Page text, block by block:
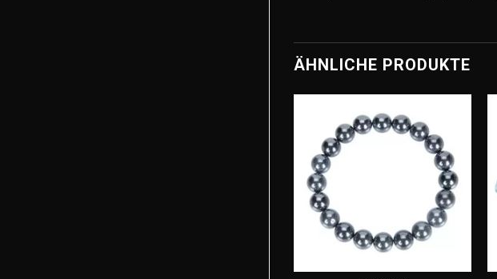
ÄHNLICHE PRODUKTE
Add to
wishlist